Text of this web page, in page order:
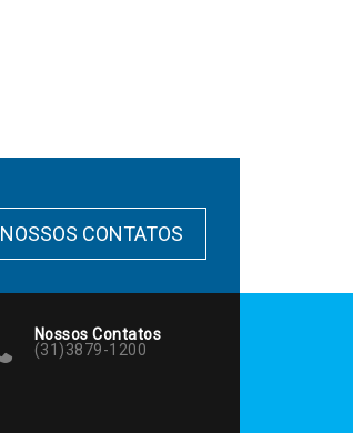
NOSSOS CONTATOS
Nossos Contatos
(31)3879-1200